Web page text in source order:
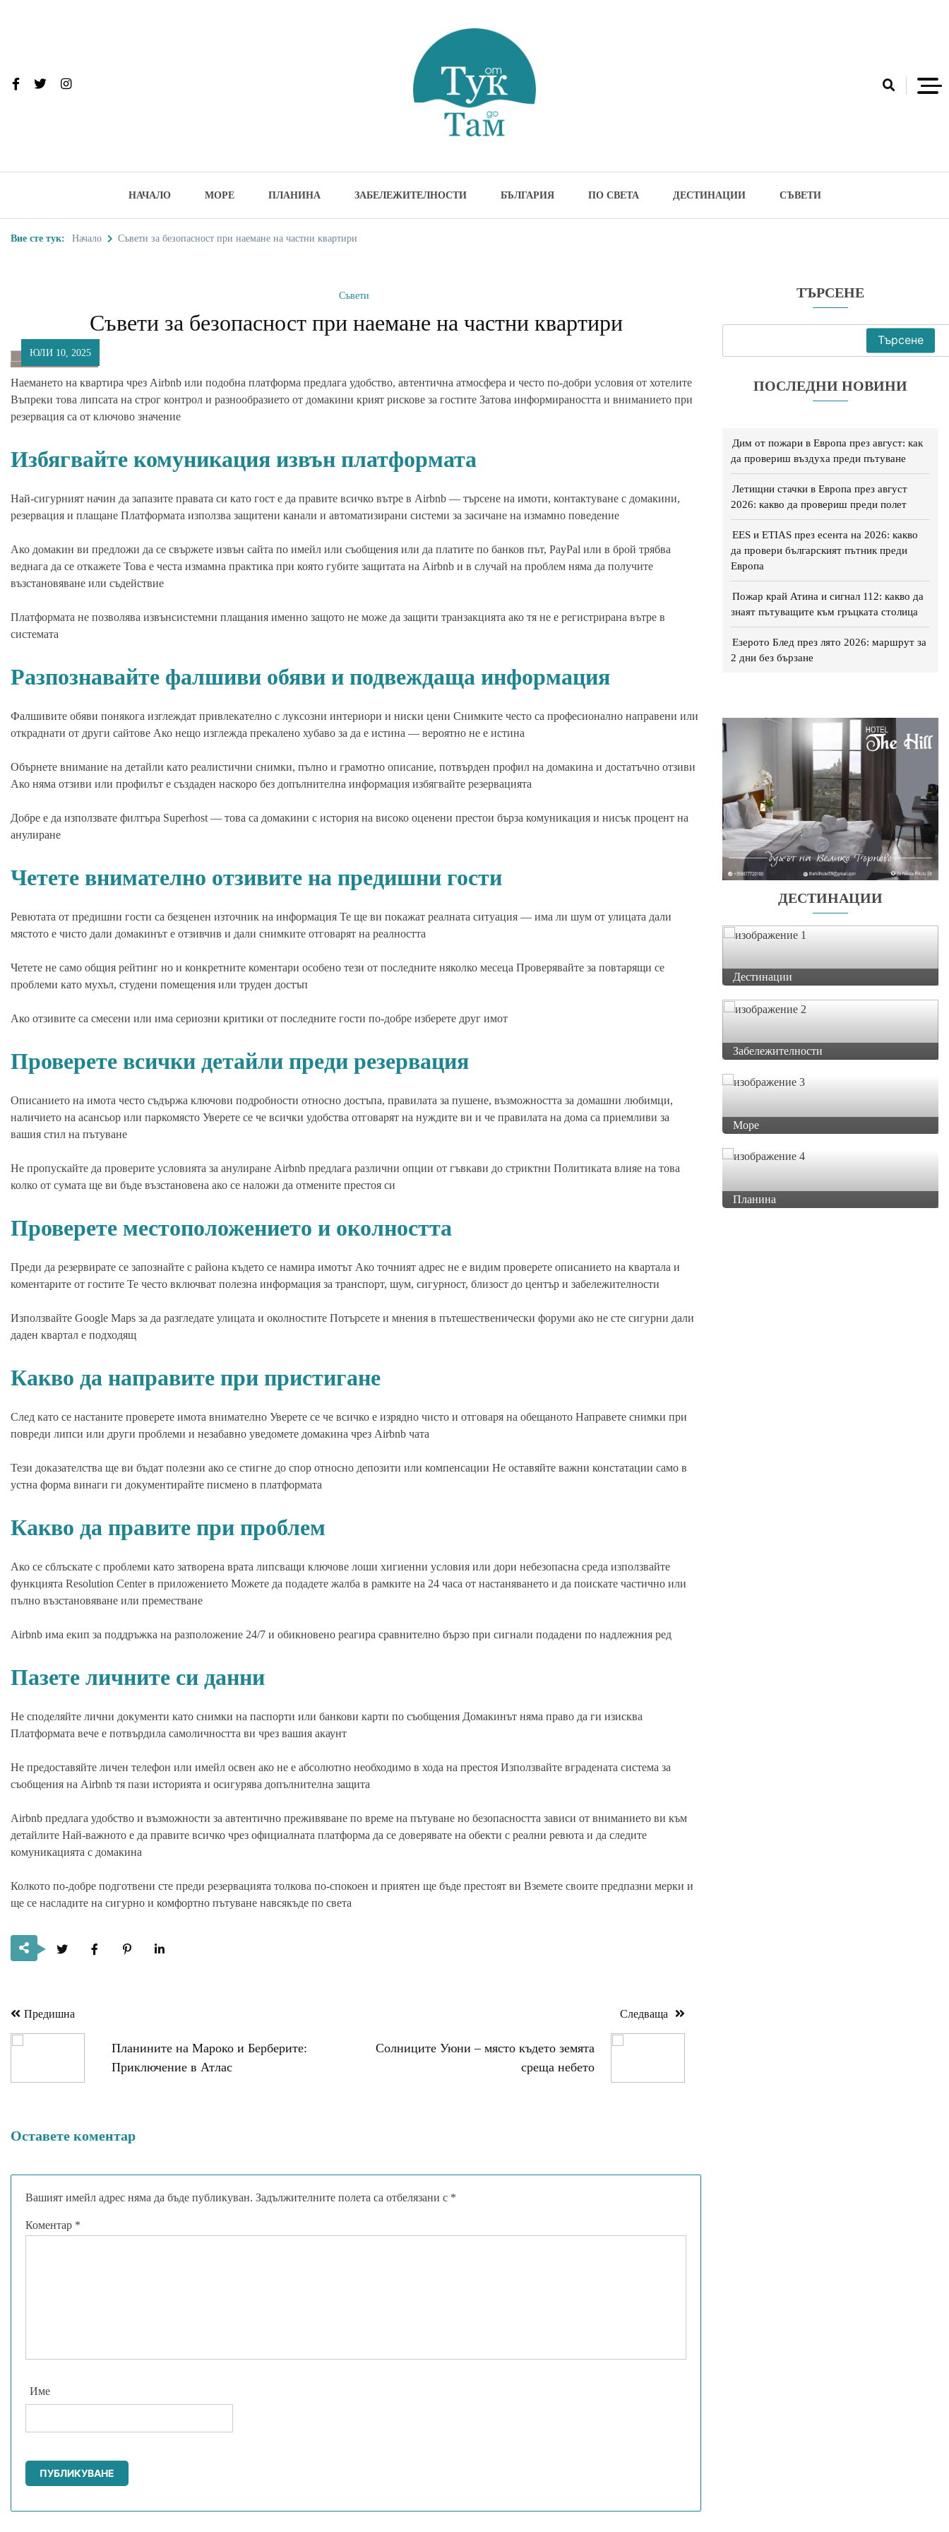
НАЧАЛО МОРЕ ПЛАНИНА ЗАБЕЛЕЖИТЕЛНОСТИ БЪЛГАРИЯ ПО СВЕТА ДЕСТИНАЦИИ СЪВЕТИ
Вие сте тук: Начало Съвети за безопасност при наемане на частни квартири
ТЪРСЕНЕ
Търсене
ПОСЛЕДНИ НОВИНИ
Дим от пожари в Европа през август: как
да провериш въздуха преди пътуване
Летищни стачки в Европа през август
2026: какво да провериш преди полет
EES и ETIAS през есента на 2026: какво
да провери българският пътник преди
Европа
Пожар край Атина и сигнал 112: какво да
знаят пътуващите към гръцката столица
Езерото Блед през лято 2026: маршрут за
2 дни без бързане
ДЕСТИНАЦИИ
Дестинации
Забележителности
Море
Планина
Съвети
Съвети за безопасност при наемане на частни квартири
ЮЛИ 10, 2025
Наемането на квартира чрез Airbnb или подобна платформа предлага удобство, автентична атмосфера и често по-добри условия от хотелите
Въпреки това липсата на строг контрол и разнообразието от домакини крият рискове за гостите Затова информираността и вниманието при
резервация са от ключово значение
Избягвайте комуникация извън платформата
Най-сигурният начин да запазите правата си като гост е да правите всичко вътре в Airbnb — търсене на имоти, контактуване с домакини,
резервация и плащане Платформата използва защитени канали и автоматизирани системи за засичане на измамно поведение
Ако домакин ви предложи да се свържете извън сайта по имейл или съобщения или да платите по банков път, PayPal или в брой трябва
веднага да се откажете Това е честа измамна практика при която губите защитата на Airbnb и в случай на проблем няма да получите
възстановяване или съдействие
Платформата не позволява извънсистемни плащания именно защото не може да защити транзакцията ако тя не е регистрирана вътре в
системата
Разпознавайте фалшиви обяви и подвеждаща информация
Фалшивите обяви понякога изглеждат привлекателно с луксозни интериори и ниски цени Снимките често са професионално направени или
откраднати от други сайтове Ако нещо изглежда прекалено хубаво за да е истина — вероятно не е истина
Обърнете внимание на детайли като реалистични снимки, пълно и грамотно описание, потвърден профил на домакина и достатъчно отзиви
Ако няма отзиви или профилът е създаден наскоро без допълнителна информация избягвайте резервацията
Добре е да използвате филтъра Superhost — това са домакини с история на високо оценени престои бърза комуникация и нисък процент на
анулиране
Четете внимателно отзивите на предишни гости
Ревютата от предишни гости са безценен източник на информация Те ще ви покажат реалната ситуация — има ли шум от улицата дали
мястото е чисто дали домакинът е отзивчив и дали снимките отговарят на реалността
Четете не само общия рейтинг но и конкретните коментари особено тези от последните няколко месеца Проверявайте за повтарящи се
проблеми като мухъл, студени помещения или труден достъп
Ако отзивите са смесени или има сериозни критики от последните гости по-добре изберете друг имот
Проверете всички детайли преди резервация
Описанието на имота често съдържа ключови подробности относно достъпа, правилата за пушене, възможността за домашни любимци,
наличието на асансьор или паркомясто Уверете се че всички удобства отговарят на нуждите ви и че правилата на дома са приемливи за
вашия стил на пътуване
Не пропускайте да проверите условията за анулиране Airbnb предлага различни опции от гъвкави до стриктни Политиката влияе на това
колко от сумата ще ви бъде възстановена ако се наложи да отмените престоя си
Проверете местоположението и околността
Преди да резервирате се запознайте с района където се намира имотът Ако точният адрес не е видим проверете описанието на квартала и
коментарите от гостите Те често включват полезна информация за транспорт, шум, сигурност, близост до център и забележителности
Използвайте Google Maps за да разгледате улицата и околностите Потърсете и мнения в пътешественически форуми ако не сте сигурни дали
даден квартал е подходящ
Какво да направите при пристигане
След като се настаните проверете имота внимателно Уверете се че всичко е изрядно чисто и отговаря на обещаното Направете снимки при
повреди липси или други проблеми и незабавно уведомете домакина чрез Airbnb чата
Тези доказателства ще ви бъдат полезни ако се стигне до спор относно депозити или компенсации Не оставяйте важни констатации само в
устна форма винаги ги документирайте писмено в платформата
Какво да правите при проблем
Ако се сблъскате с проблеми като затворена врата липсващи ключове лоши хигиенни условия или дори небезопасна среда използвайте
функцията Resolution Center в приложението Можете да подадете жалба в рамките на 24 часа от настаняването и да поискате частично или
пълно възстановяване или преместване
Airbnb има екип за поддръжка на разположение 24/7 и обикновено реагира сравнително бързо при сигнали подадени по надлежния ред
Пазете личните си данни
Не споделяйте лични документи като снимки на паспорти или банкови карти по съобщения Домакинът няма право да ги изисква
Платформата вече е потвърдила самоличността ви чрез вашия акаунт
Не предоставяйте личен телефон или имейл освен ако не е абсолютно необходимо в хода на престоя Използвайте вградената система за
съобщения на Airbnb тя пази историята и осигурява допълнителна защита
Airbnb предлага удобство и възможности за автентично преживяване по време на пътуване но безопасността зависи от вниманието ви към
детайлите Най-важното е да правите всичко чрез официалната платформа да се доверявате на обекти с реални ревюта и да следите
комуникацията с домакина
Колкото по-добре подготвени сте преди резервацията толкова по-спокоен и приятен ще бъде престоят ви Вземете своите предпазни мерки и
ще се насладите на сигурно и комфортно пътуване навсякъде по света
Навигация
Предишна
Планините на Мароко и Берберите:
Приключение в Атлас
Следваща
Солниците Уюни – място където земята
среща небето
Оставете коментар
Вашият имейл адрес няма да бъде публикуван. Задължителните полета са отбелязани с *
Коментар *
Име